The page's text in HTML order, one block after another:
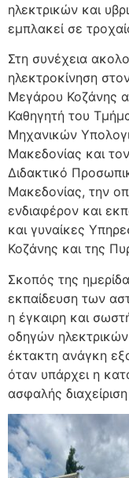
ηλεκτρικών και
εμπλακεί σε
Στη συνέχεια
ηλεκτροκίνηση
Μεγάρου Κοζάνης
Καθηγητή του
Μηχανικών
Μακεδονίας και
Διδακτικό
Μακεδονίας, την
ενδιαφέρον και
και γυναίκες
Κοζάνης και της
Σκοπός της
εκπαίδευση των
η έγκαιρη και
οδηγών
έκτακτη ανάγκη
όταν υπάρχει η
ασφαλής